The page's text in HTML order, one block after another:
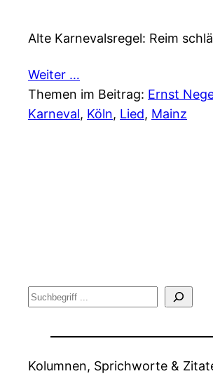
Alte Karnevalsregel: Reim
Weiter …
Themen im Beitrag: Ernst
Karneval, Köln, Lied, Mainz
Suche
Kolumnen, Sprichworte &